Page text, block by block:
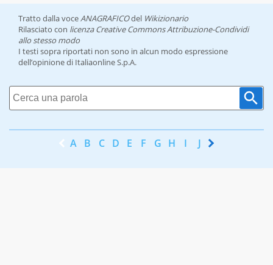
Tratto dalla voceANAGRAFICOdel Wikizionario
Rilasciato con licenza Creative Commons Attribuzione-Condividi
allo stesso modo
I testi sopra riportati non sono in alcun modo espressione
dell’opinione di Italiaonline S.p.A.
A B C D E F G H I J K